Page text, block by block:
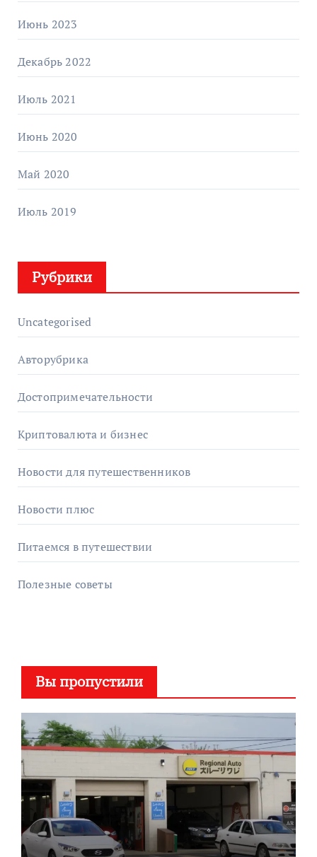
Июнь 2023
Декабрь 2022
Июль 2021
Июнь 2020
Май 2020
Июль 2019
Рубрики
Uncategorised
Авторубрика
Достопримечательности
Криптовалюта и бизнес
Новости для путешественников
Новости плюс
Питаемся в путешествии
Полезные советы
Вы пропустили